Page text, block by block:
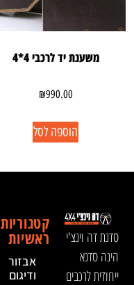
משענת יד לרכבי 4*4
₪990.00
הוספה לסל
סדנת דה וינצ'י
הינה סדנא
ייחודית לרכבים
קטגוריות
ראשיות
אבזור
ודיגום